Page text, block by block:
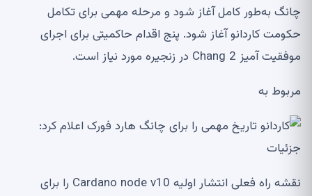
چانگ به‌طور کامل آغاز شود و مرحله مهمی برای تکامل
حکومت کاردانو آغاز شود. پنج اقدام حاکمیتی برای اجرای
موفقیت آمیز Chang 2 در زنجیره مورد نیاز است.
مربوط به
نقشه راه فعلی انتشار اولیه Cardano node v10 را برای